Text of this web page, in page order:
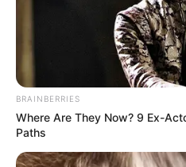
BRAINBERRIES
Where Are They Now? 9 Ex-
Paths